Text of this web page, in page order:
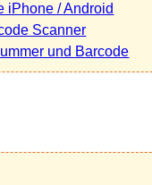
iPhone / Android
Scanner
und Barcode